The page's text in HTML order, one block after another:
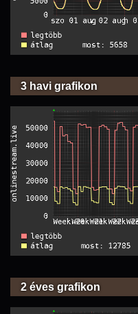
3 havi grafikon
2 éves grafikon